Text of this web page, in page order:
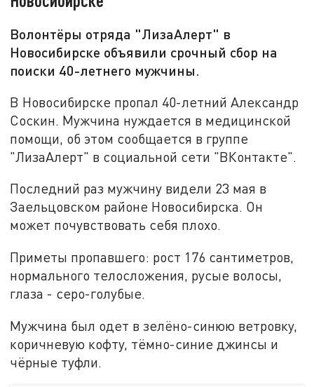
Волонтёры отряда "ЛизаАлерт" в
Новосибирске объявили срочный сбор на
поиски 40-летнего мужчины.
В Новосибирске пропал 40-летний Александр
Соскин. Мужчина нуждается в медицинской
помощи, об этом сообщается в группе
"ЛизаАлерт" в социальной сети "ВКонтакте".
Последний раз мужчину видели 23 мая в
Заельцовском районе Новосибирска. Он
может почувствовать себя плохо.
Приметы пропавшего: рост 176 сантиметров,
нормального телосложения, русые волосы,
глаза - серо-голубые.
Мужчина был одет в зелёно-синюю ветровку,
коричневую кофту, тёмно-синие джинсы и
чёрные туфли.